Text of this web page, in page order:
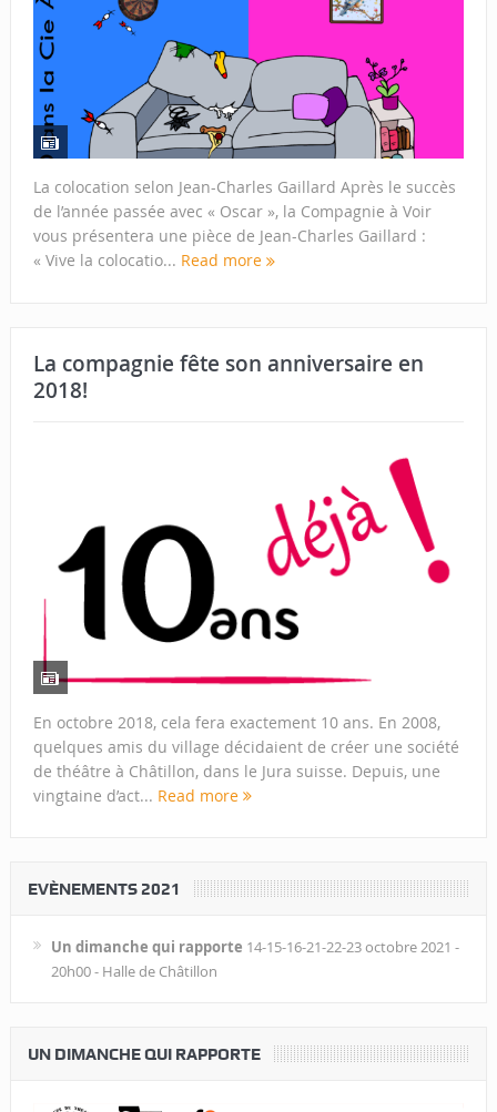
La colocation selon Jean-Charles Gaillard Après le succès
de l’année passée avec « Oscar », la Compagnie à Voir
vous présentera une pièce de Jean-Charles Gaillard :
« Vive la colocatio... Read more
La compagnie fête son anniversaire en
2018!
En octobre 2018, cela fera exactement 10 ans. En 2008,
quelques amis du village décidaient de créer une société
de théâtre à Châtillon, dans le Jura suisse. Depuis, une
vingtaine d’act... Read more
EVÈNEMENTS 2021
Un dimanche qui rapporte 14-15-16-21-22-23 octobre 2021 -
20h00 - Halle de Châtillon
UN DIMANCHE QUI RAPPORTE